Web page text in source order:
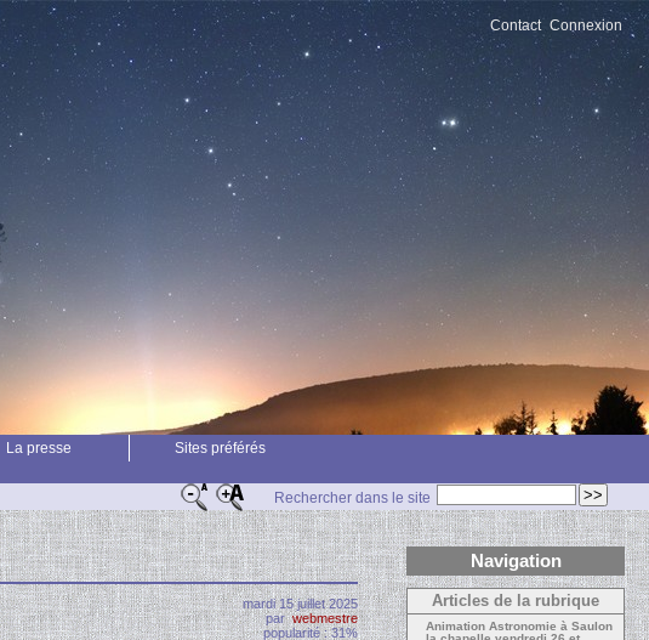
Contact Connexion
La presse Sites préférés
Rechercher dans le site
mardi 15 juillet 2025
parwebmestre
popularité : 31%
Navigation
Articles de la rubrique
Animation Astronomie à Saulon